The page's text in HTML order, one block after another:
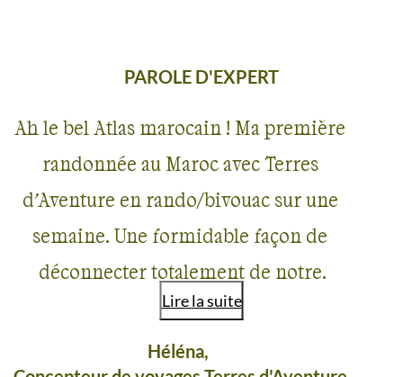
PAROLE D'EXPERT
Ah le bel Atlas marocain ! Ma première
randonnée au Maroc avec Terres
d’Aventure en rando/bivouac sur une
semaine. Une formidable façon de
déconnecter totalement de notre
quotidien à seulement 2h30 de vol. Pour
moi, ce fut une très belle immersion au
Lire la suite
Héléna,